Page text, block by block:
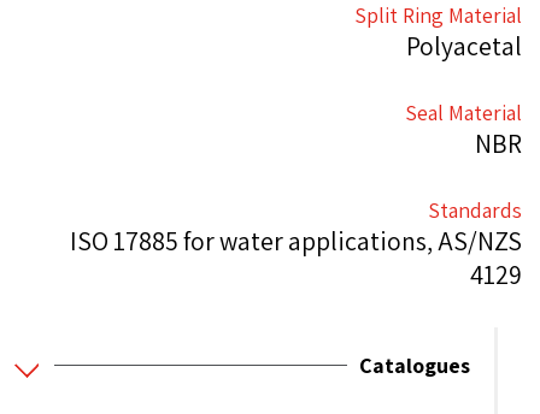
Split Ring Material
Polyacetal
Seal Material
NBR
Standards
ISO 17885 for water applications, AS/NZS
4129
Catalogues